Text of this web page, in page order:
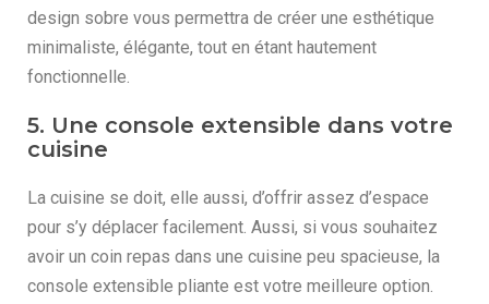
design sobre vous permettra de créer une esthétique
minimaliste, élégante, tout en étant hautement
fonctionnelle.
5. Une console extensible dans votre
cuisine
La cuisine se doit, elle aussi, d’offrir assez d’espace
pour s’y déplacer facilement. Aussi, si vous souhaitez
avoir un coin repas dans une cuisine peu spacieuse, la
console extensible pliante est votre meilleure option.